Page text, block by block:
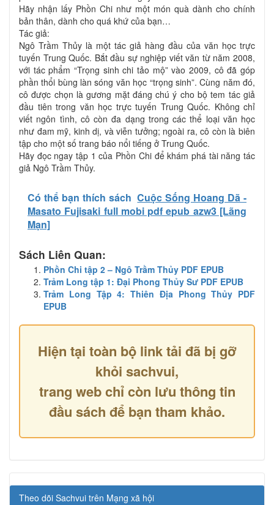
Hãy nhận lấy Phồn Chi như một món quà dành cho chính
bản thân, dành cho quá khứ của bạn…
Tác giả:
Ngô Trầm Thủy là một tác giả hàng đầu của văn học trực
tuyến Trung Quốc. Bắt đầu sự nghiệp viết văn từ năm 2008,
với tác phẩm “Trọng sinh chi tảo mộ” vào 2009, cô đã góp
phần thổi bùng làn sóng văn học “trọng sinh”. Cùng năm đó,
cô được chọn là gương mặt đáng chú ý cho bộ tem tác giả
đầu tiên trong văn học trực tuyến Trung Quốc. Không chỉ
viết ngôn tình, cô còn đa dạng trong các thể loại văn học
như đam mỹ, kinh dị, và viễn tưởng; ngoài ra, cô còn là biên
tập cho một số trang báo nổi tiếng ở Trung Quốc.
Hãy đọc ngay tập 1 của Phồn Chi để khám phá tài năng tác
giả Ngô Trầm Thủy.
Có thể bạn thích sách Cuộc Sống Hoang Dã -
Masato Fujisaki full mobi pdf epub azw3 [Lãng
Mạn]
Sách Liên Quan:
Phồn Chi tập 2 – Ngô Trầm Thủy PDF EPUB
Trảm Long tập 1: Đại Phong Thủy Sư PDF EPUB
Trảm Long Tập 4: Thiên Địa Phong Thủy PDF
EPUB
Hiện tại toàn bộ link tải đã bị gỡ
khỏi sachvui,
trang web chỉ còn lưu thông tin
đầu sách để bạn tham khảo.
Theo dõi Sachvui trên Mạng xã hội